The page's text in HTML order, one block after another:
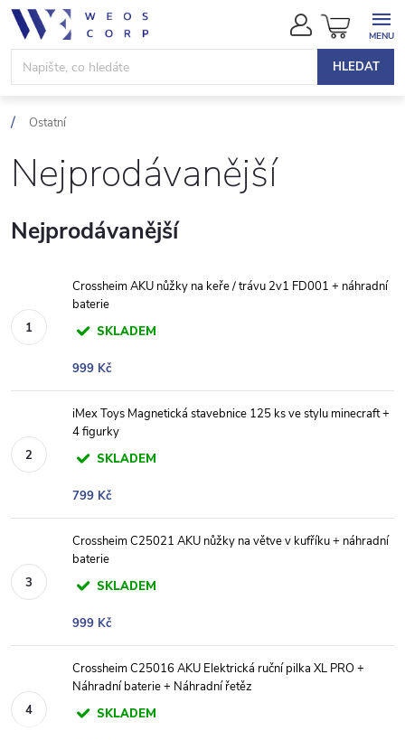
Přejít
obsah
HLEDAT
NÁKUPNÍ
KOŠÍK
Ostatní
Nejprodávanější
Nejprodávanější
Crossheim AKU nůžky na keře / trávu 2v1 FD001 + náhradní
baterie
SKLADEM
999 Kč
iMex Toys Magnetická stavebnice 125 ks ve stylu minecraft +
4 figurky
SKLADEM
799 Kč
Crossheim C25021 AKU nůžky na větve v kufříku + náhradní
baterie
SKLADEM
999 Kč
Crossheim C25016 AKU Elektrická ruční pilka XL PRO +
Náhradní baterie + Náhradní řetěz
SKLADEM